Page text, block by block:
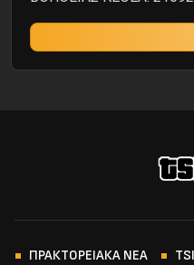
ΠΡΑΚΤΟΡΕΙΑΚΑ ΝΕΑ